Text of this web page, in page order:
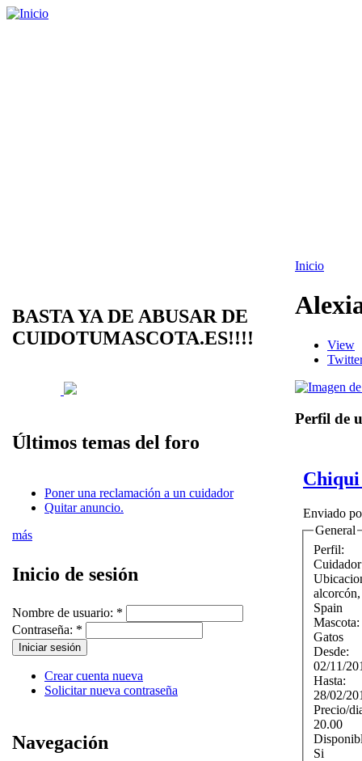
BASTA YA DE ABUSAR DE
CUIDOTUMASCOTA.ES!!!!
Últimos temas del foro
Poner una reclamación a un cuidador
Quitar anuncio.
más
Inicio de sesión
Nombre de usuario: *
Contraseña: *
Crear cuenta nueva
Solicitar nueva contraseña
Navegación
Inicio
View
Perfil de
Chiqui
Enviado
General
Perfil:
Cuidador
alcorcón
Spain
Mascota:
Gatos
Desde:
02/11/
Hasta:
28/02/
Precio/
20.00
Si